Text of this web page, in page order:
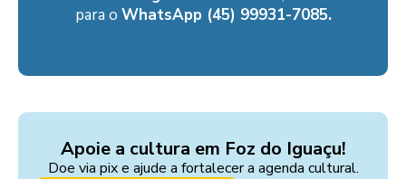
para o WhatsApp (45) 99931-7085.
Apoie a cultura em Foz do Iguaçu!
Doe via pix e ajude a fortalecer a agenda cultural.